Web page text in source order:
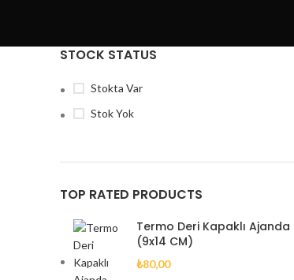
STOCK STATUS
Stokta Var
Stok Yok
TOP RATED PRODUCTS
Termo Deri Kapaklı Ajanda
(9x14 CM)
₺80,00